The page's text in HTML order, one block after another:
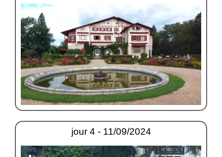
jour 4 - 11/09/2024